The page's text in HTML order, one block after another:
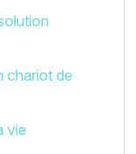
chariot de
vie